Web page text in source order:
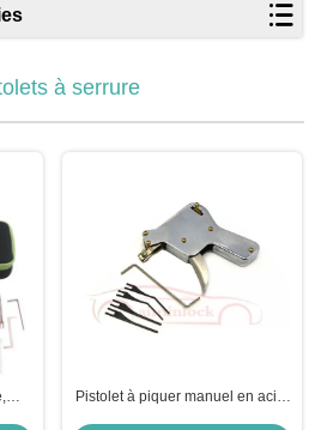
à serrure
Pistolet à piquer manuel en acier